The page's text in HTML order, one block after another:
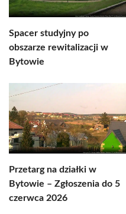
Spacer studyjny po
obszarze rewitalizacji w
Bytowie
Przetarg na działki w
Bytowie – Zgłoszenia do 5
czerwca 2026